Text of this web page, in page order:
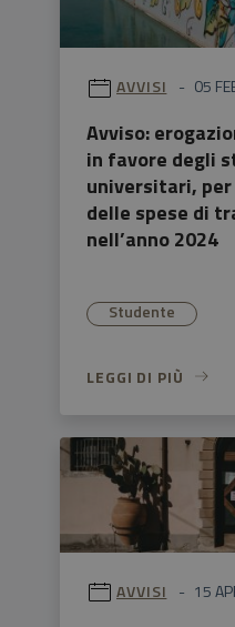
AVVISI 05
Avviso:
in favore degli
universitari,
delle spese di
nell’anno 2024
Studente
LEGGI DI PIÙ
AVVISI 15